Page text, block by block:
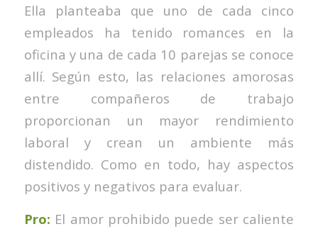
Ella planteaba que uno de cada cinco
empleados ha tenido romances en la
oficina y una de cada 10 parejas se conoce
allí. Según esto, las relaciones amorosas
entre compañeros de trabajo
proporcionan un mayor rendimiento
laboral y crean un ambiente más
distendido. Como en todo, hay aspectos
positivos y negativos para evaluar.
Pro: El amor prohibido puede ser caliente